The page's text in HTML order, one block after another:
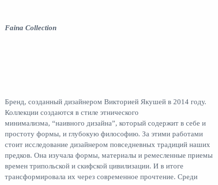
Faina Collection
Бренд, созданный дизайнером Викторией Якушей в 2014 году.
Коллекции создаются в стиле этнического
минимализма, “наивного дизайна”, который содержит в себе и
простоту формы, и глубокую философию. За этими работами
стоит исследование дизайнером повседневных традиций наших
предков. Она изучала формы, материалы и ремесленные приемы
времен трипольской и скифской цивилизации. И в итоге
трансформировала их через современное прочтение. Среди